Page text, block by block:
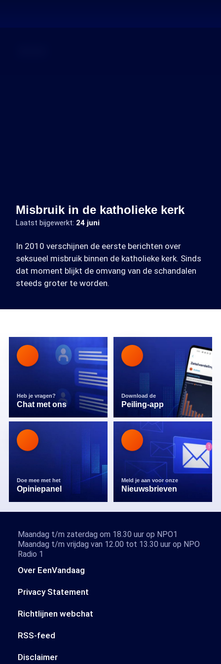
Misbruik in de katholieke kerk
Laatst bijgewerkt: 24 juni
In 2010 verschijnen de eerste berichten over
seksueel misbruik binnen de katholieke kerk. Sinds
dat moment blijkt de omvang van de schandalen
steeds groter te worden.
Heb je vragen?
Chat met ons
Download de
Peiling-app
Doe mee met het
Opiniepanel
Meld je aan voor onze
Nieuwsbrieven
Over EenVandaag
Privacy Statement
Richtlijnen webchat
RSS-feed
Disclaimer
Maandag t/m zaterdag om 18.30 uur op NPO1
Maandag t/m vrijdag van 12.00 tot 13.30 uur op NPO
Radio 1